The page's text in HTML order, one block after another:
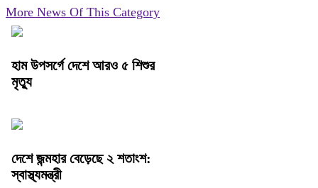
More News Of This Category
হাম উপসর্গে দেশে আরও ৫ শিশুর
মৃত্যু
দেশে জন্মহার বেড়েছে ২ শতাংশ:
স্বাস্থ্যমন্ত্রী